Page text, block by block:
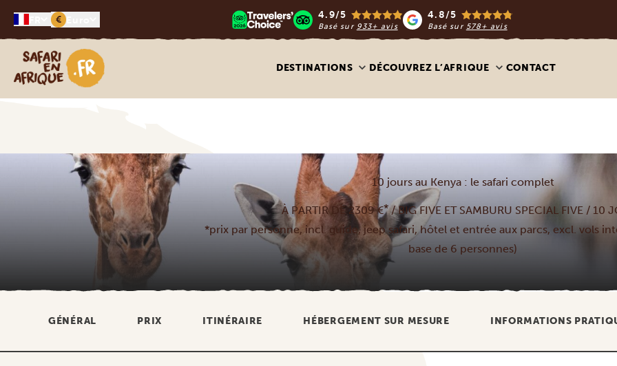
€ 4.9/5
Basé sur 933+ avis
4.8/5
Basé sur 578+ avis
Safari en Afrique
DESTINATIONS DÉCOUVREZ L’AFRIQUE CONTACT
10 jours au Kenya : le safari complet
À PARTIR DE 2309 €*/ BIG FIVE ET SAMBURU SPECIAL FIVE / 10
*prix par personne, incl. guide, jeep safari, hôtel et entrée aux parcs, excl. vols
base de 6 personnes)
GÉNÉRAL PRIX ITINÉRAIRE HÉBERGEMENT SUR MESURE INFORMATIONS